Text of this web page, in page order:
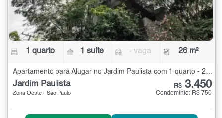
1 quarto 1 suíte - vaga 26 m²
Apartamento para Alugar no Jardim Paulista com 1 quarto - 26 m²
Jardim Paulista
Zona Oeste - São Paulo
R$ 3.450
Condomínio: R$ 750